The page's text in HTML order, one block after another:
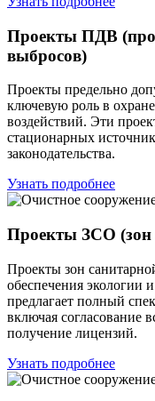
Проекты ПДВ
выбросов)
Проекты предельно
ключевую роль в
воздействий. Эти
стационарных
законодательства.
Узнать подробнее
Проекты ЗСО (зон
Проекты зон
обеспечения экологии
предлагает полный
включая согласование
получение лицензий.
Узнать подробнее